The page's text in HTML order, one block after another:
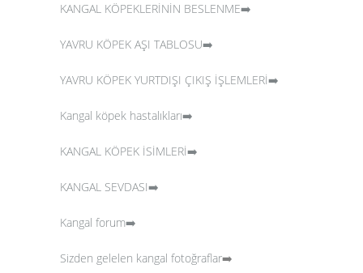
KANGAL KÖPEKLERİNİN BESLENME➡️
YAVRU KÖPEK AŞI TABLOSU➡️
YAVRU KÖPEK YURTDIŞI ÇIKIŞ İŞLEMLERİ➡️
Kangal köpek hastalıkları➡️
KANGAL KÖPEK İSİMLERİ➡️
KANGAL SEVDASI➡️
Kangal forum➡️
Sizden gelelen kangal fotoğraflar➡️